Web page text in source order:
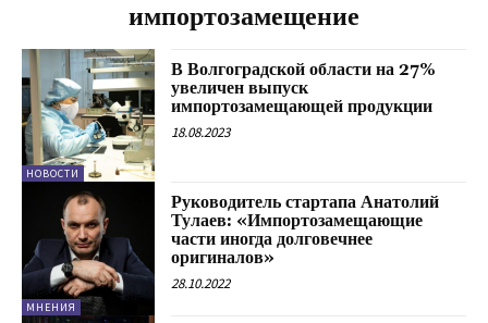
импортозамещение
НОВОСТИ
В Волгоградской области на 27%
увеличен выпуск
импортозамещающей продукции
18.08.2023
МНЕНИЯ
Руководитель стартапа Анатолий
Тулаев: «Импортозамещающие
части иногда долговечнее
оригиналов»
28.10.2022